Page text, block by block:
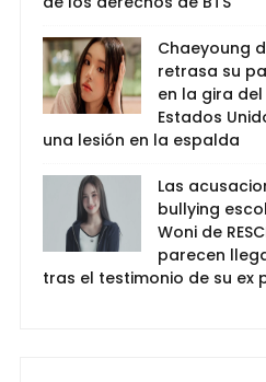
Chaeyoung
retrasa su
en la gira
Estados
una lesión en la espalda
Las
bullying
Woni de
parecen
tras el testimonio de su ex